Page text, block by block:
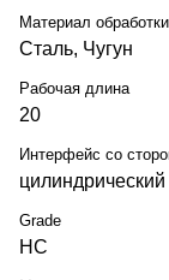
Материал обработки
Сталь, Чугун
Рабочая длина
20
Интерфейс со
цилиндрический
Grade
HC